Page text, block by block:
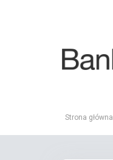
Strona główna